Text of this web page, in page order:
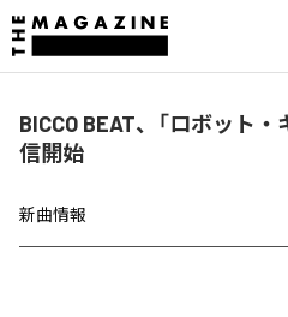
BICCO BEAT、「ロボット
信開始
新曲情報